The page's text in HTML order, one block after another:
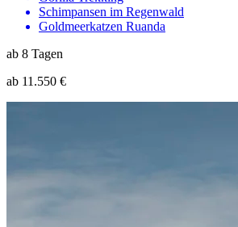
Schimpansen im Regenwald
Goldmeerkatzen Ruanda
ab 8 Tagen
ab 11.550 €